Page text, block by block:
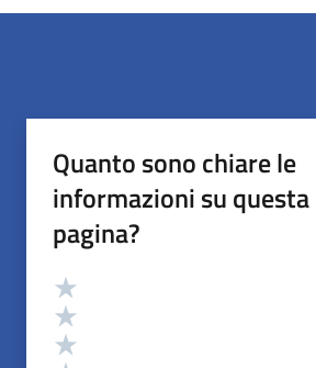
Quanto sono chiare le
informazioni su questa
pagina?
Valutazione